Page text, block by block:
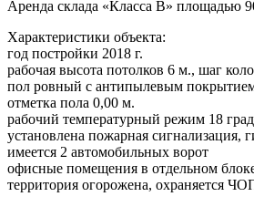
Аренда склада «Класса В» площадью
Характеристики объекта:
год постройки 2018 г.
рабочая высота потолков 6 м., шаг
пол ровный с антипылевым
отметка пола 0,00 м.
рабочий температурный режим 18
установлена пожарная сигнализация,
имеется 2 автомобильных ворот
офисные помещения в отдельном
территория огорожена, охраняется